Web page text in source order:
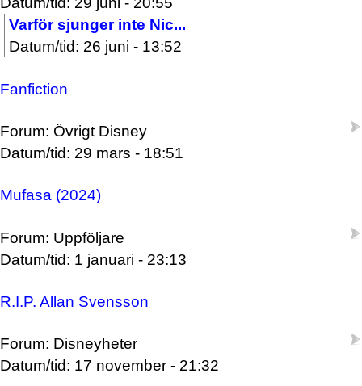
Varför sjunger inte Nic...
Datum/tid: 26 juni - 13:52
Fanfiction
Forum: Övrigt Disney
Datum/tid: 29 mars - 18:51
Mufasa (2024)
Forum: Uppföljare
Datum/tid: 1 januari - 23:13
R.I.P. Allan Svensson
Forum: Disneyheter
Datum/tid: 17 november - 21:32